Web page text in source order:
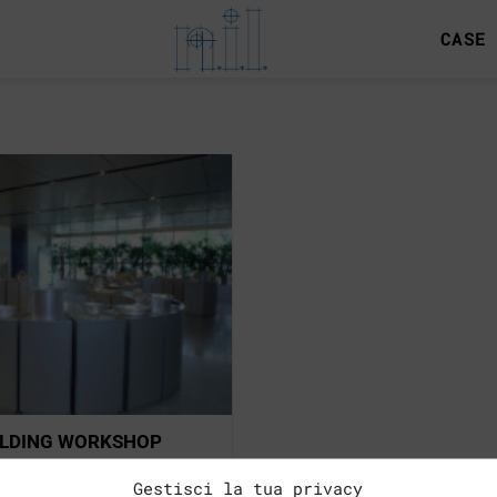
Gestisci la tua privacy
CASE
WORKSHOP
– General Contractor: